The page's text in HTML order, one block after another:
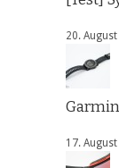
20.
17.